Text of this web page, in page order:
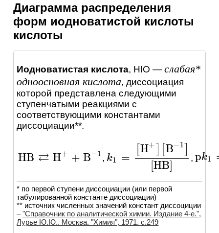
Диаграмма распределения
форм иодноватистой кислоты
кислоты
Иодноватистая кислота, HIO —слабая*
одноосновная кислота, диссоциация
которой представлена следующими
ступенчатыми реакциями c
соответствующими константами
диссоциации**.
HB ⇄ H+ + B−1
HB⇄H+ +B - , k1 =
[H+ B−1
[HB]
k1 =[H +][B-1][HB] , pk1
pk1
* по первой ступени диссоциации (или первой
табулированной константе диссоциации)
** источник численных значений констант диссоциции
–"Справочник по аналитической химии. Издание 4-е.",
Лурье Ю.Ю.. Москва. "Химия", 1971. c.249